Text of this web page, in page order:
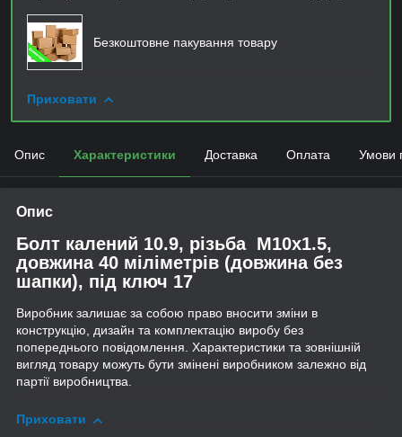
Безкоштовне пакування товару
Приховати
Опис Характеристики Доставка Оплата Умови
Опис
Болт калений 10.9, різьба М10х1.5,
довжина 40 міліметрів (довжина без
шапки), під ключ 17
Виробник залишає за собою право вносити зміни в
конструкцію, дизайн та комплектацію виробу без
попереднього повідомлення. Характеристики та зовнішній
вигляд товару можуть бути змінені виробником залежно від
партії виробництва.
Приховати